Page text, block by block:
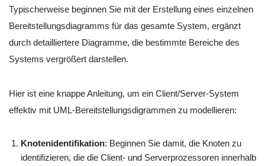
Typischerweise beginnen Sie mit der Erstellung eines einzelnen
Bereitstellungsdiagramms für das gesamte System, ergänzt
durch detailliertere Diagramme, die bestimmte Bereiche des
Systems vergrößert darstellen.
Hier ist eine knappe Anleitung, um ein Client/Server-System
effektiv mit UML-Bereitstellungsdigrammen zu modellieren:
Knotenidentifikation: Beginnen Sie damit, die Knoten zu
identifizieren, die die Client- und Serverprozessoren innerhalb